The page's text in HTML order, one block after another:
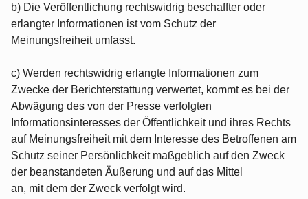
b) Die Veröffentlichung rechtswidrig beschaffter oder
erlangter Informationen ist vom Schutz der
Meinungsfreiheit umfasst.
c) Werden rechtswidrig erlangte Informationen zum
Zwecke der Berichterstattung verwertet, kommt es bei der
Abwägung des von der Presse verfolgten
Informationsinteresses der Öffentlichkeit und ihres Rechts
auf Meinungsfreiheit mit dem Interesse des Betroffenen am
Schutz seiner Persönlichkeit maßgeblich auf den Zweck
der beanstandeten Äußerung und auf das Mittel
an, mit dem der Zweck verfolgt wird.